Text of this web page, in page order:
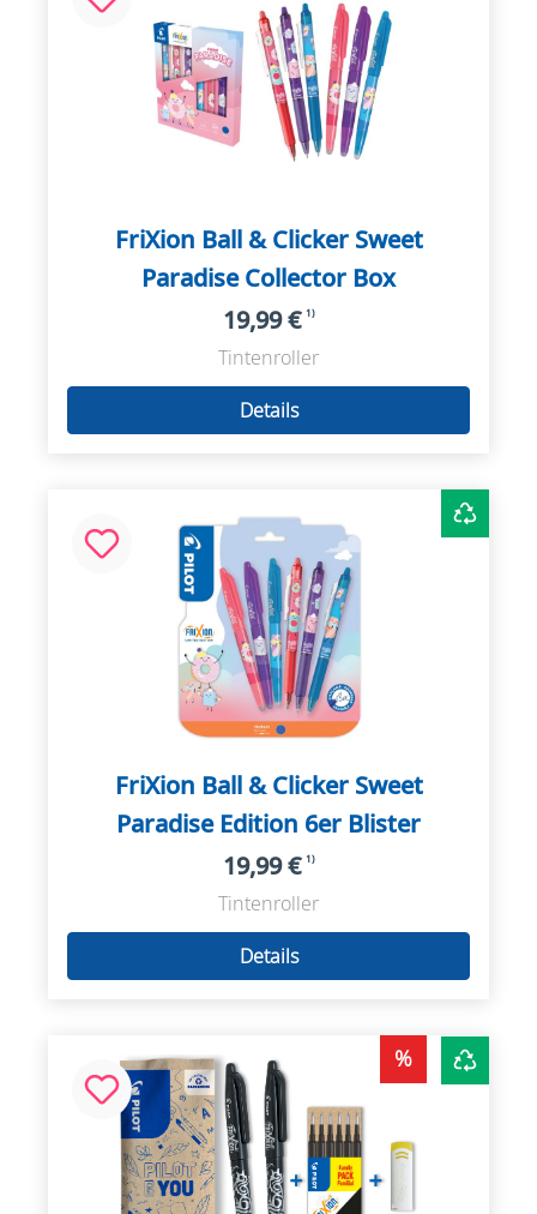
FriXion Ball & Clicker Sweet
Paradise Collector Box
19,99 € 1)
Tintenroller
Details
FriXion Ball & Clicker Sweet
Paradise Edition 6er Blister
19,99 € 1)
Tintenroller
Details
%